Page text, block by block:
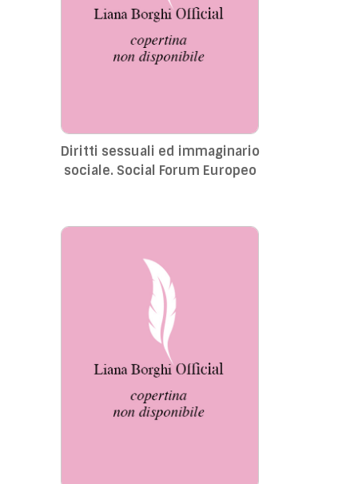
Diritti sessuali ed immaginario
sociale. Social Forum Europeo